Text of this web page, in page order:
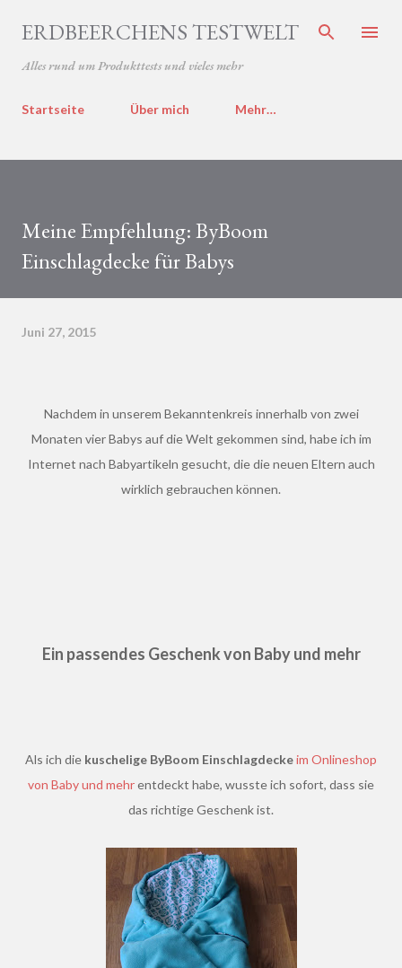
Direkt zum Hauptbereich
ERDBEERCHENS TESTWELT
Alles rund um Produkttests und vieles mehr
Startseite Über mich Mehr…
Meine Empfehlung: ByBoom
Einschlagdecke für Babys
Juni 27, 2015
Nachdem in unserem Bekanntenkreis innerhalb von zwei
Monaten vier Babys auf die Welt gekommen sind, habe ich im
Internet nach Babyartikeln gesucht, die die neuen Eltern auch
wirklich gebrauchen können.
Ein passendes Geschenk von Baby und mehr
Als ich die kuschelige ByBoom Einschlagdeckeim Onlineshop
von Baby und mehrentdeckt habe, wusste ich sofort, dass sie
das richtige Geschenk ist.